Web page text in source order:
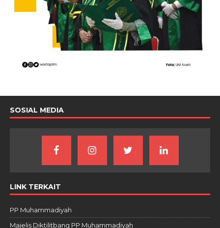
SOSIAL MEDIA
LINK TERKAIT
PP Muhammadiyah
Majelis Diktilitbang PP Muhammadiyah